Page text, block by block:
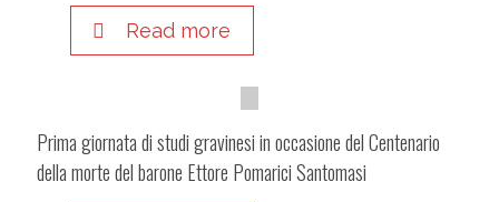
Read more
Prima giornata di studi gravinesi in occasione del Centenario
della morte del barone Ettore Pomarici Santomasi